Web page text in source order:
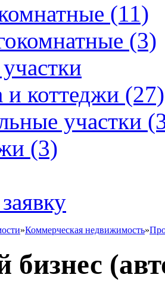
(11)
(3)
коттеджи (27)
участки
(3)
»Коммерческая недвижимость»
бизнес